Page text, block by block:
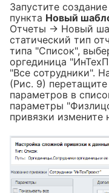
Запустите
пункта Новый
Отчеты → Новый
статический тип
типа "Список",
оргединица
"Все сотрудники".
(Рис. 9)
параметров в
параметры
привязки измените